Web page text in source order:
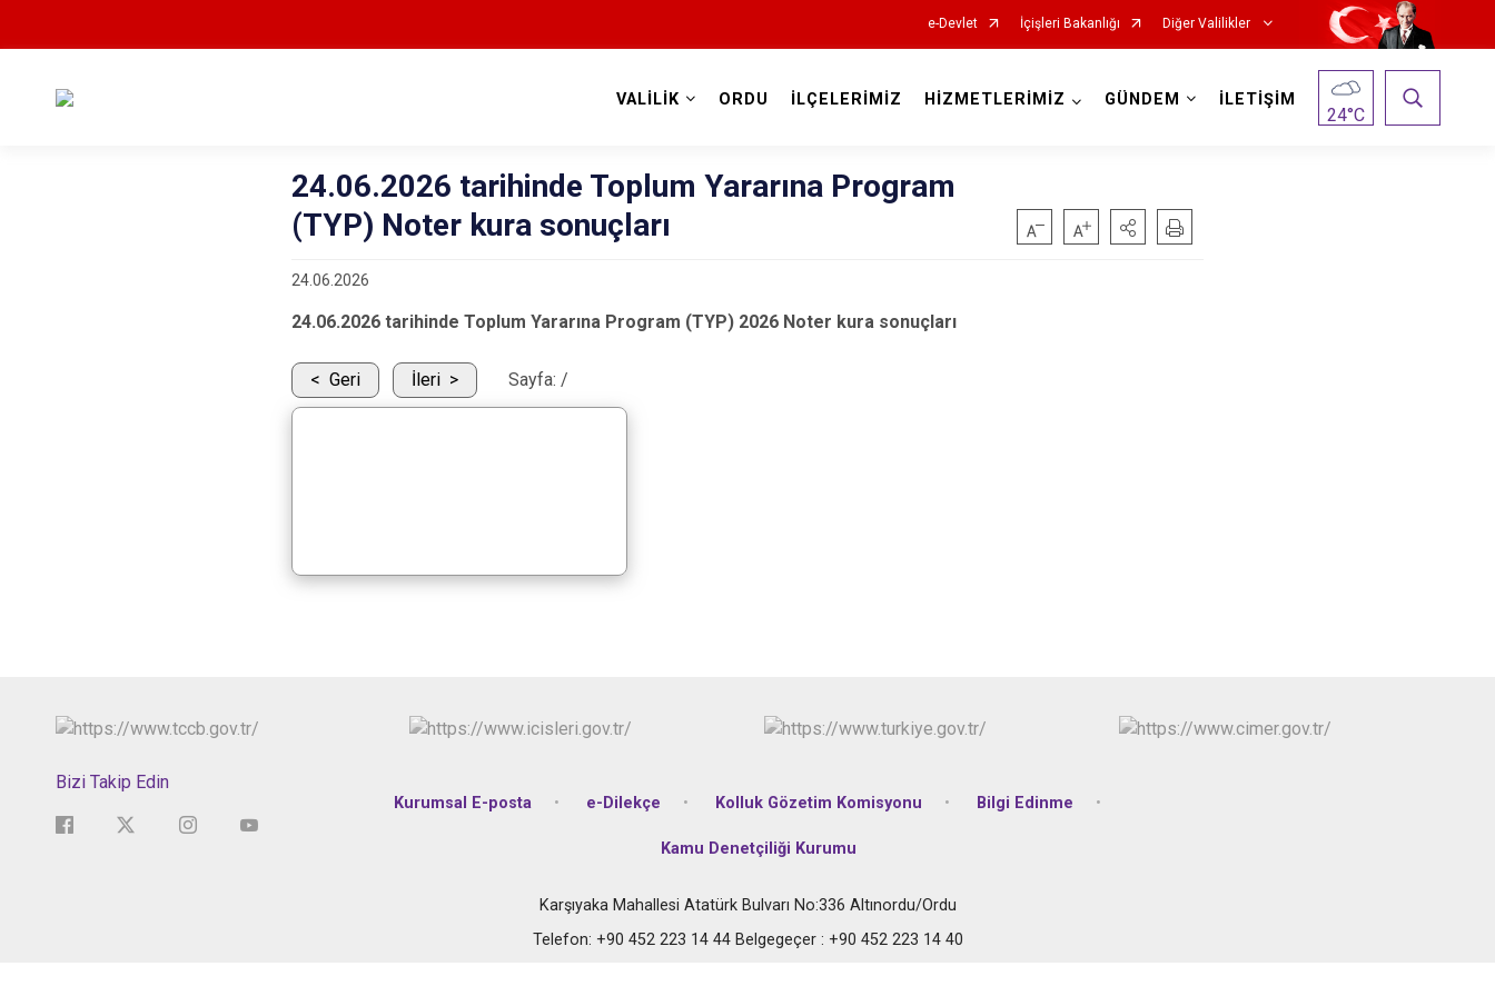
e-Devlet İçişleri Bakanlığı Diğer Valilikler
VALİLİK ORDU İLÇELERİMİZ HİZMETLERİMİZ GÜNDEM İLETİŞİM
24°C
24.06.2026 tarihinde Toplum Yararına Program
(TYP) Noter kura sonuçları
24.06.2026
24.06.2026 tarihinde Toplum Yararına Program (TYP) 2026 Noter kura sonuçları
Geri İleri Sayfa: /
Bizi Takip Edin
Kurumsal E-posta e-Dilekçe Kolluk Gözetim Komisyonu Bilgi Edinme
Kamu Denetçiliği Kurumu
Karşıyaka Mahallesi Atatürk Bulvarı No:336 Altınordu/Ordu
Telefon: +90 452 223 14 44 Belgegeçer : +90 452 223 14 40